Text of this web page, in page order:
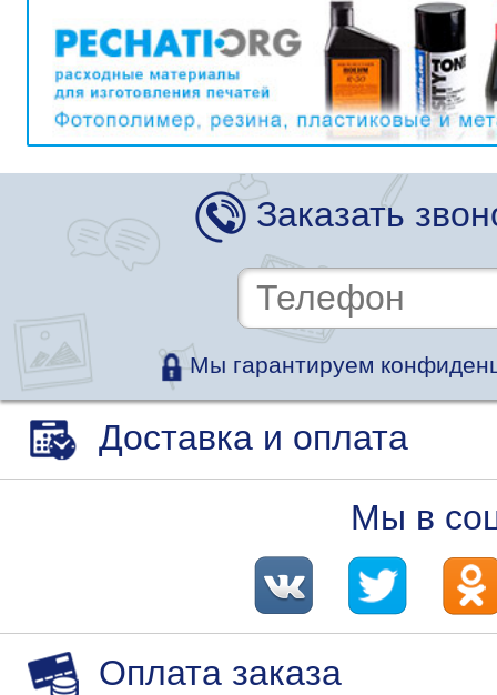
Заказать
Мы гарантируем
Доставка и оплата
Мы в
Оплата заказа